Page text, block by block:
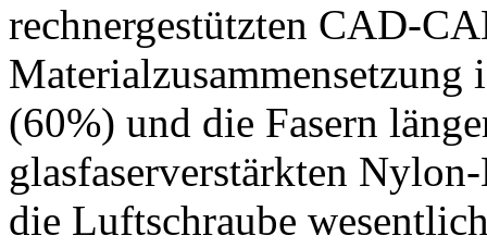
rechnergestützten CAD-
Materialzusammensetzung
(60%) und die Fasern
glasfaserverstärkten
die Luftschraube